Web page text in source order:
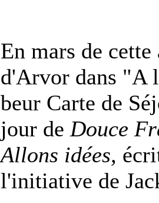
En mars de
d'Arvor dans "A
beur Carte de
jour de Douce
Allons idées,
l'initiative de